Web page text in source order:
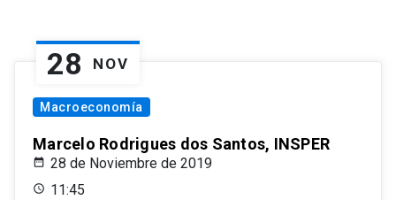
28 NOV
Macroeconomía
Marcelo Rodrigues dos Santos, INSPER
28 de Noviembre de 2019
11:45